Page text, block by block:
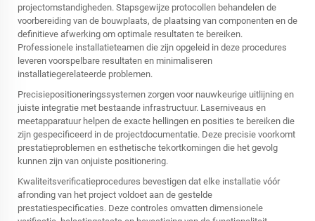
projectomstandigheden. Stapsgewijze protocollen behandelen de
voorbereiding van de bouwplaats, de plaatsing van componenten en de
definitieve afwerking om optimale resultaten te bereiken.
Professionele installatieteamen die zijn opgeleid in deze procedures
leveren voorspelbare resultaten en minimaliseren
installatiegerelateerde problemen.
Precisiepositioneringssystemen zorgen voor nauwkeurige uitlijning en
juiste integratie met bestaande infrastructuur. Laserniveaus en
meetapparatuur helpen de exacte hellingen en posities te bereiken die
zijn gespecificeerd in de projectdocumentatie. Deze precisie voorkomt
prestatieproblemen en esthetische tekortkomingen die het gevolg
kunnen zijn van onjuiste positionering.
Kwaliteitsverificatieprocedures bevestigen dat elke installatie vóór
afronding van het project voldoet aan de gestelde
prestatiespecificaties. Deze controles omvatten dimensionele